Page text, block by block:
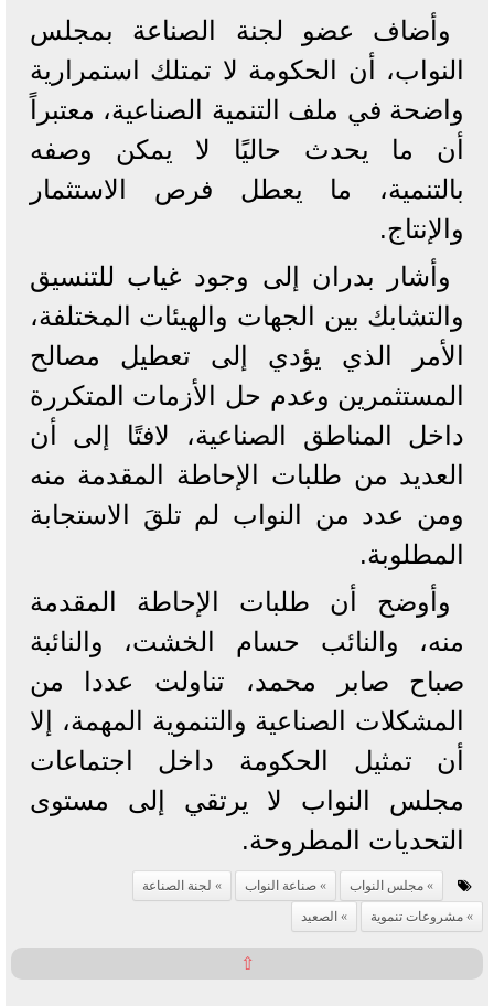
وأضاف عضو لجنة الصناعة بمجلس
النواب، أن الحكومة لا تمتلك استمرارية
واضحة في ملف التنمية الصناعية، معتبراً
أن ما يحدث حاليًا لا يمكن وصفه
بالتنمية، ما يعطل فرص الاستثمار
والإنتاج.
وأشار بدران إلى وجود غياب للتنسيق
والتشابك بين الجهات والهيئات المختلفة،
الأمر الذي يؤدي إلى تعطيل مصالح
المستثمرين وعدم حل الأزمات المتكررة
داخل المناطق الصناعية، لافتًا إلى أن
العديد من طلبات الإحاطة المقدمة منه
ومن عدد من النواب لم تلقَ الاستجابة
المطلوبة.
وأوضح أن طلبات الإحاطة المقدمة
منه، والنائب حسام الخشت، والنائبة
صباح صابر محمد، تناولت عددا من
المشكلات الصناعية والتنموية المهمة، إلا
أن تمثيل الحكومة داخل اجتماعات
مجلس النواب لا يرتقي إلى مستوى
التحديات المطروحة.
مجلس النواب صناعة النواب
لجنة الصناعة
مشروعات تنموية
الصعيد
⇧